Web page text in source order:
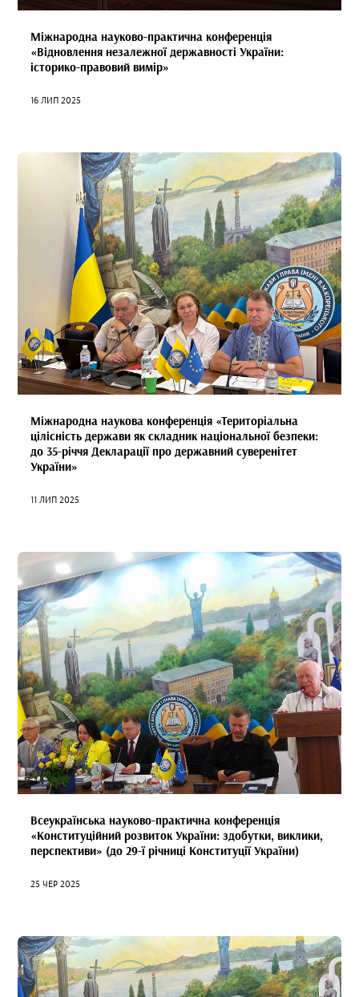
Міжнародна науково-практична конференція
«Відновлення незалежної державності України:
історико-правовий вимір»
16 ЛИП 2025
Міжнародна наукова конференція «Територіальна
цілісність держави як складник національної безпеки:
до 35-річчя Декларації про державний суверенітет
України»
11 ЛИП 2025
Всеукраїнська науково-практична конференція
«Конституційний розвиток України: здобутки, виклики,
перспективи» (до 29-ї річниці Конституції України)
25 ЧЕР 2025